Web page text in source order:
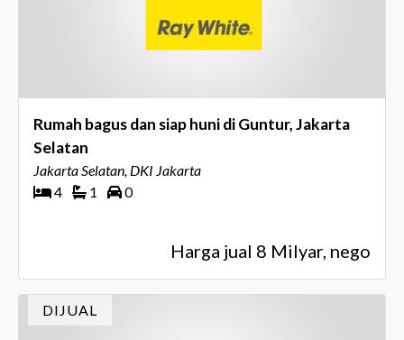
Rumah bagus dan siap huni di Guntur, Jakarta
Selatan
Jakarta Selatan, DKI Jakarta
4
1 0
Harga jual 8 Milyar, nego
DIJUAL